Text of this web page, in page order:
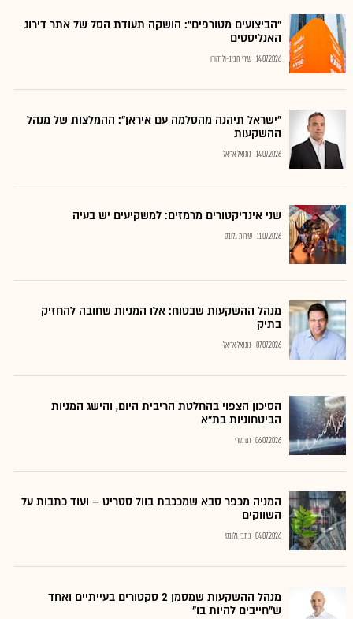
"הביצועים מטורפים": הושקה תעודת הסל של אתר דירוג
האנליסטים
14.07.2026 שירי חביב-ולדהורן
"ישראל תיהנה מהסלמה עם איראן": ההמלצות של מנהל
ההשקעות
14.07.2026 נתנאל אריאל
שני אינדיקטורים מרמזים: למשקיעים יש בעיה
11.07.2026 שירות גלובס
מנהל ההשקעות שבטוח: אלו המניות שחובה להחזיק
בתיק
07.07.2026 נתנאל אריאל
הסיכון הצפוי בהחלטת הריבית היום, והישג המניות
הביטחוניות בת"א
06.07.2026 רם מורי
המניה מכפר סבא שמככבת בוול סטריט – ועוד כתבות על
השווקים
04.07.2026 כתבי גלובס
מנהל ההשקעות שמסמן 2 סקטורים בעייתיים ואחד
ש"חייבים להיות בו"